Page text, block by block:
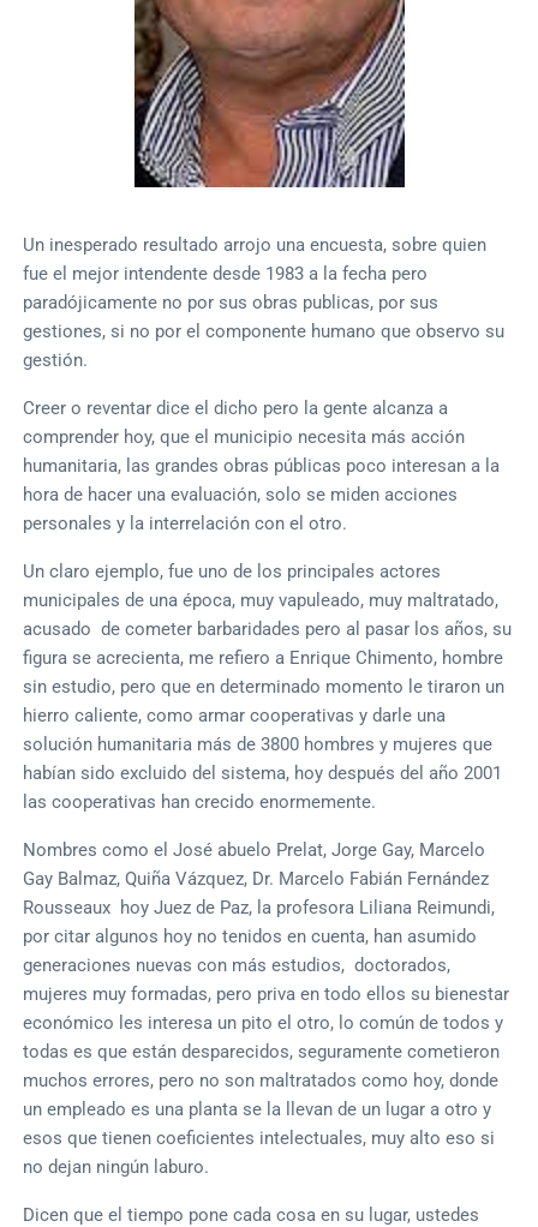
Un inesperado resultado arrojo una encuesta, sobre quien
fue el mejor intendente desde 1983 a la fecha pero
paradójicamente no por sus obras publicas, por sus
gestiones, si no por el componente humano que observo su
gestión.
Creer o reventar dice el dicho pero la gente alcanza a
comprender hoy, que el municipio necesita más acción
humanitaria, las grandes obras públicas poco interesan a la
hora de hacer una evaluación, solo se miden acciones
personales y la interrelación con el otro.
Un claro ejemplo, fue uno de los principales actores
municipales de una época, muy vapuleado, muy maltratado,
acusado de cometer barbaridades pero al pasar los años, su
figura se acrecienta, me refiero a Enrique Chimento, hombre
sin estudio, pero que en determinado momento le tiraron un
hierro caliente, como armar cooperativas y darle una
solución humanitaria más de 3800 hombres y mujeres que
habían sido excluido del sistema, hoy después del año 2001
las cooperativas han crecido enormemente.
Nombres como el José abuelo Prelat, Jorge Gay, Marcelo
Gay Balmaz, Quiña Vázquez, Dr. Marcelo Fabián Fernández
Rousseaux hoy Juez de Paz, la profesora Liliana Reimundi,
por citar algunos hoy no tenidos en cuenta, han asumido
generaciones nuevas con más estudios, doctorados,
mujeres muy formadas, pero priva en todo ellos su bienestar
económico les interesa un pito el otro, lo común de todos y
todas es que están desparecidos, seguramente cometieron
muchos errores, pero no son maltratados como hoy, donde
un empleado es una planta se la llevan de un lugar a otro y
esos que tienen coeficientes intelectuales, muy alto eso si
no dejan ningún laburo.
Dicen que el tiempo pone cada cosa en su lugar, ustedes